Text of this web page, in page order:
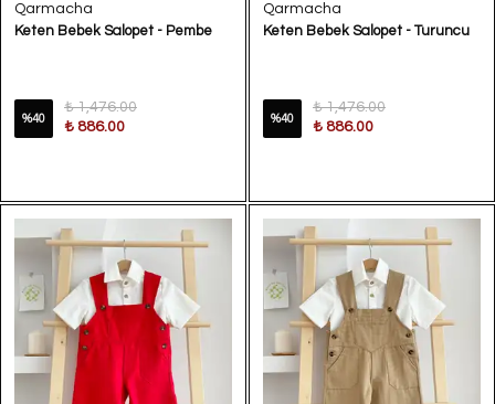
Qarmacha
Keten Bebek Salopet - Pembe
%40
₺ 1,476.00
₺ 886.00
Qarmacha
Keten Bebek Salopet - Turuncu
%40
₺ 1,476.00
₺ 886.00